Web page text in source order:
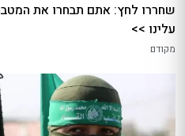
שחררו לחץ: אתם תבחרו את
עלינו >>
מקודם